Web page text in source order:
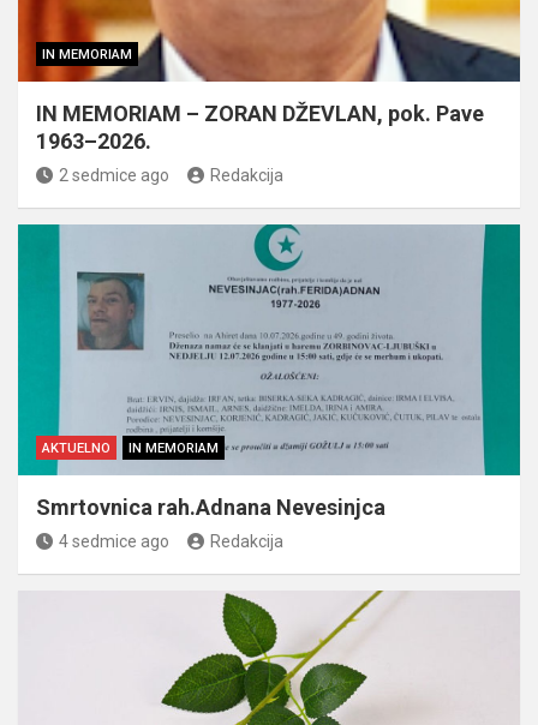
IN MEMORIAM
IN MEMORIAM – ZORAN DŽEVLAN, pok. Pave
1963–2026.
2 sedmice ago Redakcija
AKTUELNO IN MEMORIAM
Smrtovnica rah.Adnana Nevesinjca
4 sedmice ago Redakcija